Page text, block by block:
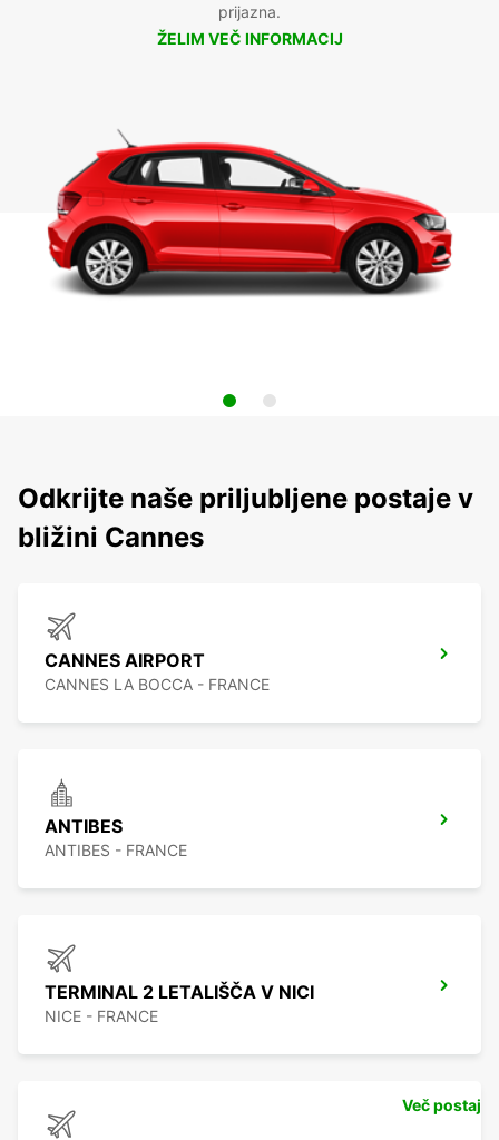
prijazna.
ŽELIM VEČ INFORMACIJ
Odkrijte naše priljubljene postaje v
bližini Cannes
CANNES AIRPORT
CANNES LA BOCCA - FRANCE
ANTIBES
ANTIBES - FRANCE
TERMINAL 2 LETALIŠČA V NICI
NICE - FRANCE
Več postaj